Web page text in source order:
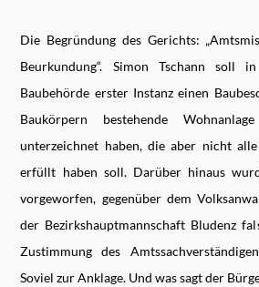
Die Begründung des Gerichts:
Beurkundung“. Simon Tschann soll
Baubehörde erster Instanz einen
Baukörpern bestehende
unterzeichnet haben, die aber nicht alle
erfüllt haben soll. Darüber hinaus
vorgeworfen, gegenüber dem
der Bezirkshauptmannschaft Bludenz
Zustimmung des
Soviel zur Anklage. Und was sagt der